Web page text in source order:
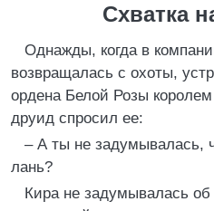
Cхватка
Однажды, когда в
возвращалась с охоты,
ордена Белой Розы
друид спросил ее:
– А ты не задумывалась,
лань?
Кира не задумывалась об